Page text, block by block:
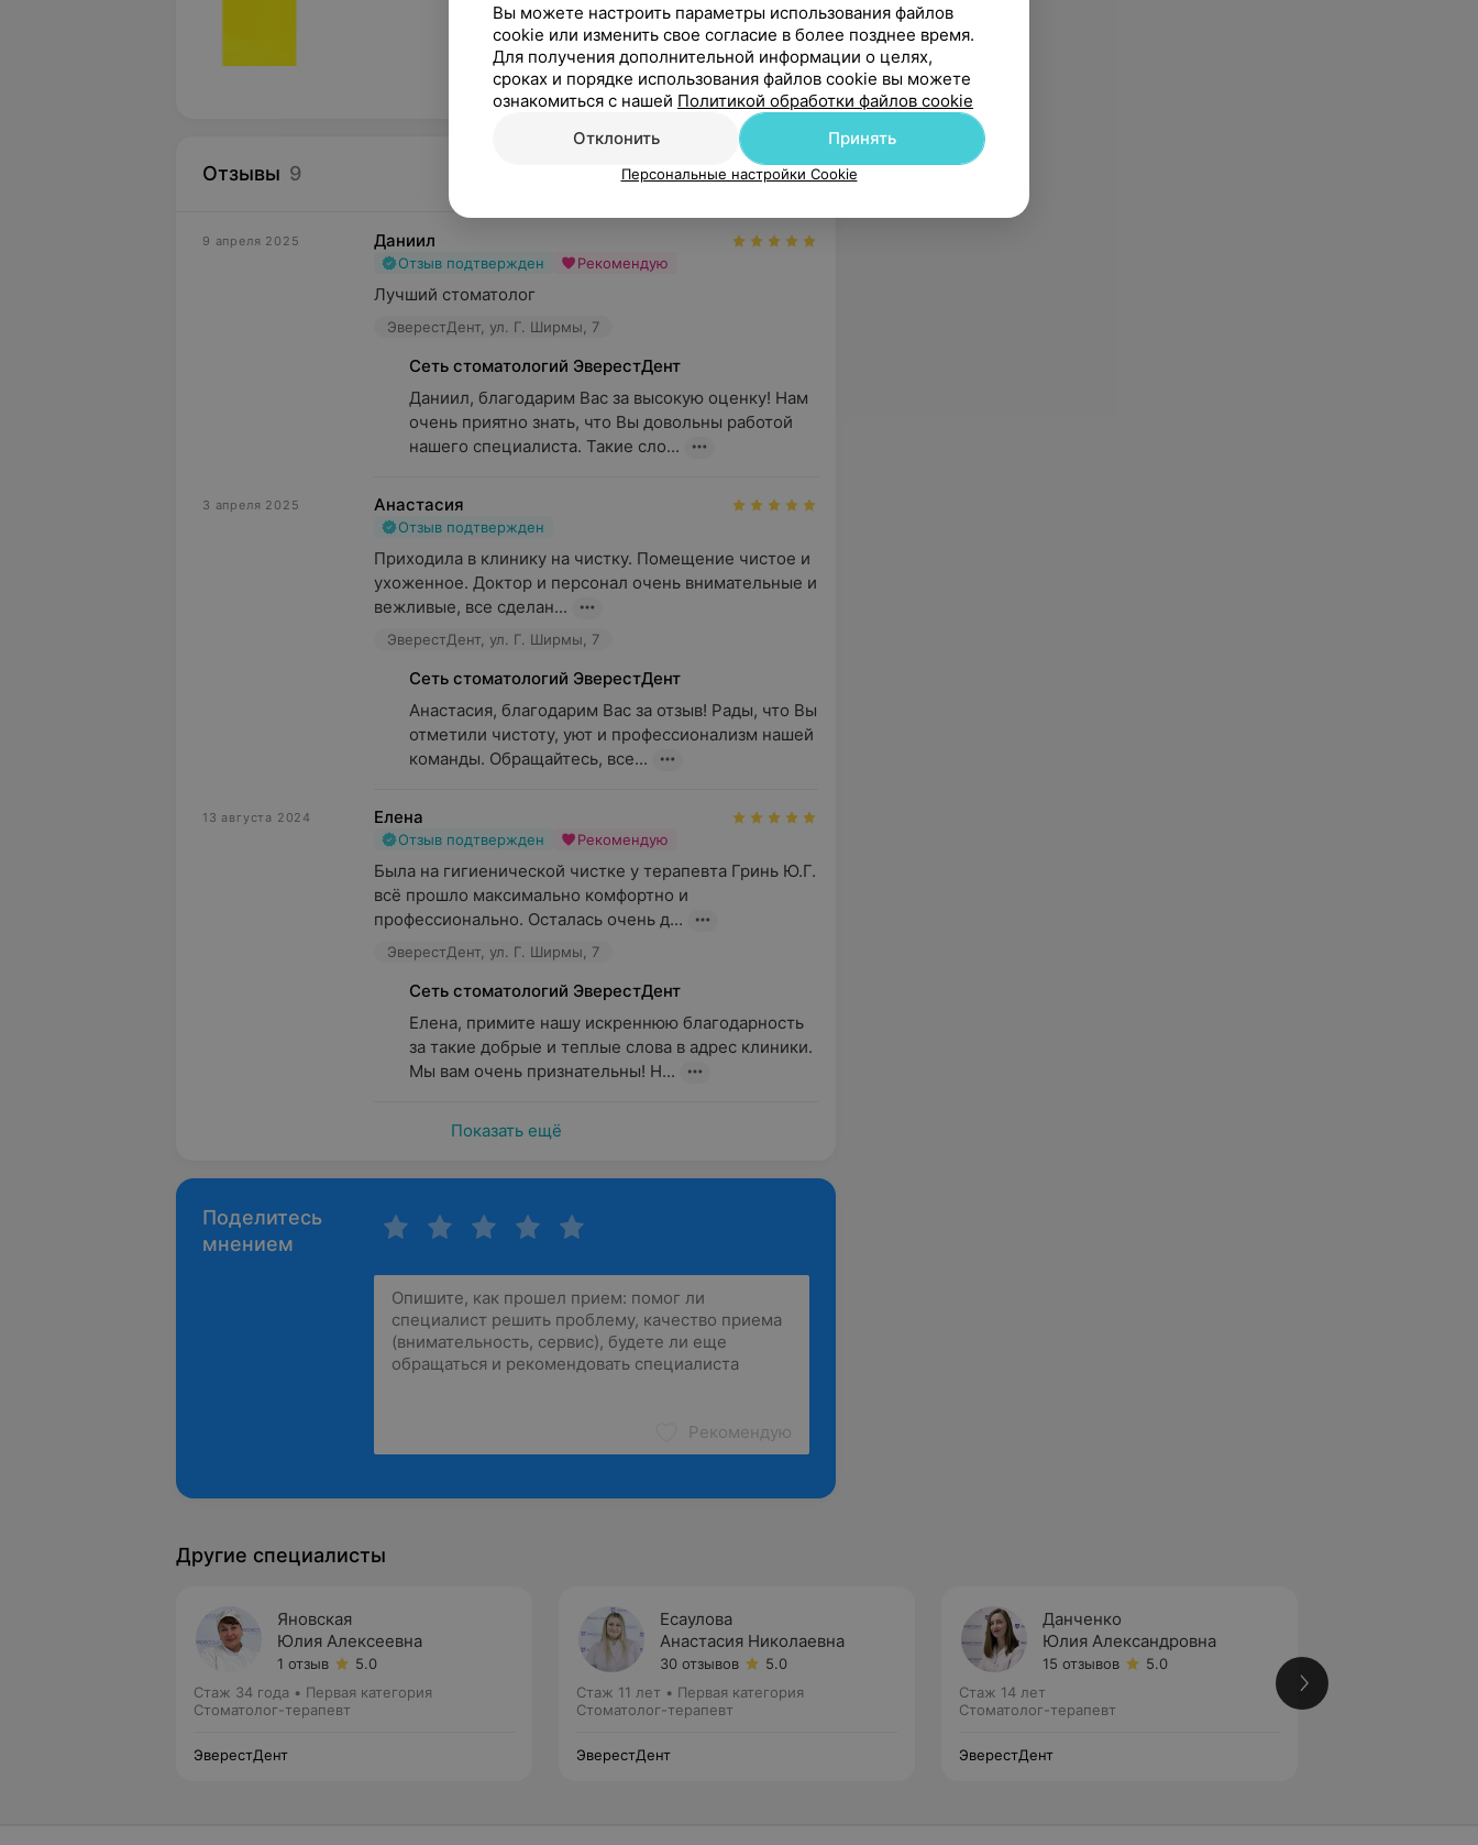
Отзывы 9 ЭверестДент, ул. Г. Ширмы, 7
9 апреля 2025 Даниил
Отзыв подтвержден Рекомендую
Лучший стоматолог
ЭверестДент, ул. Г. Ширмы, 7
Сеть стоматологий ЭверестДент
Даниил, благодарим Вас за высокую оценку! Нам
очень приятно знать, что Вы довольны работой
нашего специалиста. Такие сло...
3 апреля 2025 Анастасия
Отзыв подтвержден
Приходила в клинику на чистку. Помещение чистое и
ухоженное. Доктор и персонал очень внимательные и
вежливые, все сделан...
ЭверестДент, ул. Г. Ширмы, 7
Сеть стоматологий ЭверестДент
Анастасия, благодарим Вас за отзыв! Рады, что Вы
отметили чистоту, уют и профессионализм нашей
команды. Обращайтесь, все...
13 августа 2024 Елена
Отзыв подтвержден Рекомендую
Была на гигиенической чистке у терапевта Гринь Ю.Г.
всё прошло максимально комфортно и
профессионально. Осталась очень д...
ЭверестДент, ул. Г. Ширмы, 7
Сеть стоматологий ЭверестДент
Елена, примите нашу искреннюю благодарность
за такие добрые и теплые слова в адрес клиники.
Мы вам очень признательны! Н...
Показать ещё
Поделитесь
мнением
Рекомендую
Другие специалисты
Яновская
Юлия Алексеевна
1 отзыв
5.0
Стаж 34 года • Первая категория
Стоматолог-терапевт
ЭверестДент
Есаулова
Анастасия Николаевна
30 отзывов
5.0
Стаж 11 лет • Первая категория
Стоматолог-терапевт
ЭверестДент
Данченко
Юлия Александровна
15 отзывов
5.0
Стаж 14 лет
Стоматолог-терапевт
ЭверестДент
Вы можете настроить параметры использования файлов
cookie или изменить свое согласие в более позднее время.
Для получения дополнительной информации о целях,
сроках и порядке использования файлов cookie вы можете
ознакомиться с нашей Политикой обработки файлов cookie
Отклонить
Принять
Персональные настройки Cookie